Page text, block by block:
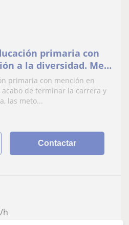
primaria con
a la diversidad. Me
a cualquier niño o
primaria con mención en
de terminar la carrera y
las meto...
Contactar
/h